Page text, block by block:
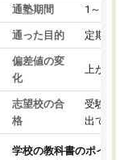
通塾期間 1～3ヵ月
通った目的 定期テス
偏差値の変
化
上がった
志望校の合
格
受験して
出ていな
学校の教科書のポイント